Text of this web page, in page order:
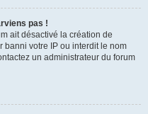
pas !
ait désactivé la création de
banni votre IP ou interdit le nom
un administrateur du forum